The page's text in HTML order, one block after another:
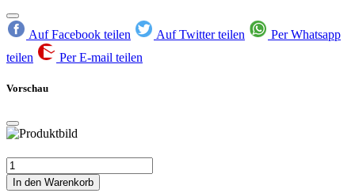
Auf Facebook teilen Auf Twitter teilen
Per Whatsapp
teilen
Per E-mail teilen
Vorschau
In den Warenkorb